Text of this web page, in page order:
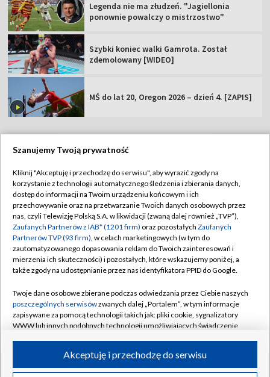
Legenda nie ma złudzeń. "Jagiellonia
ponownie powalczy o mistrzostwo"
Szybki koniec walki Gamrota. Został
zdemolowany [WIDEO]
MŚ do lat 20, Oregon 2026 – dzień 4. [ZAPIS]
Abonament TVP
Sklep TVP
Biuro Reklamy
Oferta Handlowa
Telegazeta ogłoszenia
Rada Programowa
Ogłoszenia przetargowe
Akademia Telewizyjna
Informacje o nadawcy
Regulamin TVP
Polityka prywatności
Moje zgody
Biuro reklamy
Kontakt
Kanały
©2026 Telewizja Polska Spółka Akcyjna w likwidacji
Szanujemy Twoją prywatność
Kliknij "Akceptuję i przechodzę do serwisu", aby wyrazić zgody na
korzystanie z technologii automatycznego śledzenia i zbierania danych,
dostęp do informacji na Twoim urządzeniu końcowym i ich
przechowywanie oraz na przetwarzanie Twoich danych osobowych przez
nas, czyli Telewizję Polską S.A. w likwidacji (zwaną dalej również „TVP”),
Zaufanych Partnerów z IAB* (1201 firm) oraz pozostałych Zaufanych
Partnerów TVP (93 firm), w celach marketingowych (w tym do
zautomatyzowanego dopasowania reklam do Twoich zainteresowań i
mierzenia ich skuteczności) i pozostałych, które wskazujemy poniżej, a
także zgody na udostępnianie przez nas identyfikatora PPID do Google.
Twoje dane osobowe zbierane podczas odwiedzania przez Ciebie naszych
poszczególnych serwisówzwanych dalej „Portalem”, w tym informacje
zapisywane za pomocą technologii takich jak: pliki cookie, sygnalizatory
WWW lub innych podobnych technologii umożliwiających świadczenie
ruchu w Internecie.Akceptuję i przechodzę do serwisu